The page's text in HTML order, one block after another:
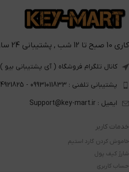
کاری 10 صبح تا 12 شب , پشتیبانی 24 ساعته
کانال تلگرام فروشگاه ( آی پشتیبانی بیو )
پشتیبانی تلفنی : 09931011833 - 09354921825
ایمیل : Support@key-mart.ir
خدمات کاربر
خاموش کردن گارد استیم
شارژ کیف پول
حساب کاربری